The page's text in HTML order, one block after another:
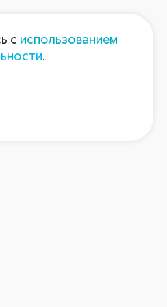
Контакты
с использованием
.